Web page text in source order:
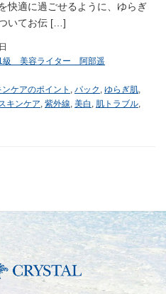
快適に過ごせるように、ゆらぎ
いてお伝 […]
1級 美容ライター 阿部遥
ンケアのポイント パック ゆらぎ肌
キンケア 紫外線 美白 肌トラブル